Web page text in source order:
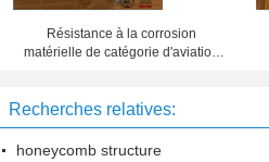
Résistance à la corrosion
matérielle de catégorie d'aviation
Recherches relatives:
honeycomb structure